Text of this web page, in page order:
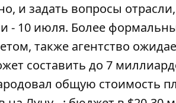
и задать вопросы отрасли,
- 10 июля. Более
также агентство
составить до 7
общую стоимость